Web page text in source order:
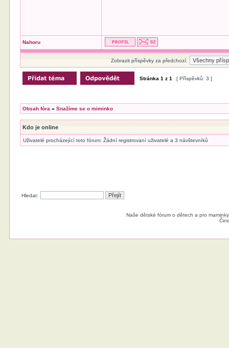
Nahoru
Zobrazit příspěvky za předchozí:
Stránka1 z1 [ Příspěvků: 3 ]
Obsah fóra »Snažíme se o miminko
Kdo je online
Uživatelé procházející toto fórum: Žádní registrovaní uživatelé a 3 návštevníků
Hledat:
Naše dětské fórum o dětech a pro